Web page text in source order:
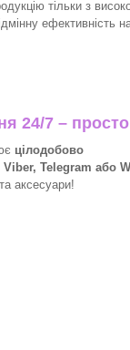
тільки з
ефективність
24/7 –
цілодобово
Viber, Telegram або
аксесуари!